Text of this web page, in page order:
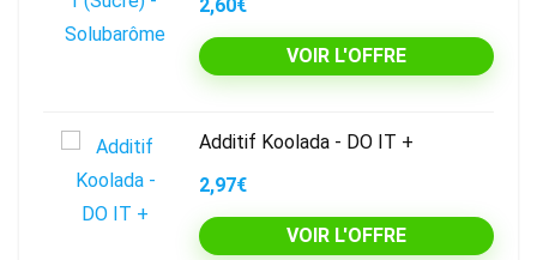
2,60€
VOIR L'OFFRE
Additif Koolada - DO IT +
2,97€
VOIR L'OFFRE